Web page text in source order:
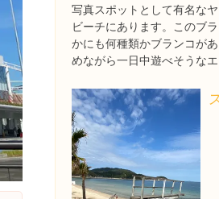
写真スポットとして有名な
ビーチにあります。このブ
かにも何種類かブランコが
めながら一日中遊べそうな